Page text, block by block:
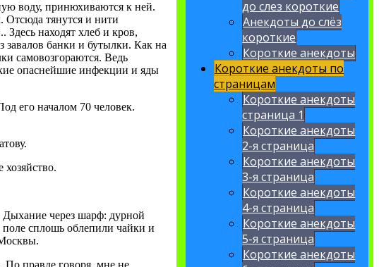
воду, принюхиваются к ней.
тянутся и нити
находят хлеб и кров,
банки и бутылки. Как на
самовозгораются. Ведь
опаснейшие инфекции и яды
его началом 70 человек.
через шарф: дурной
сплошь облепили чайки и
правде говоря, мне не
до слез короткие
Анекдоты до слёз
короткие
Короткие анекдоты
Короткие анекдоты по
страницам
Короткие анекдоты
страница 1
Короткие анекдоты
2-я страница
Короткие анекдоты
3-я страница
Короткие анекдоты
4-я страница
Короткие анекдоты
5-я страница
Короткие анекдоты